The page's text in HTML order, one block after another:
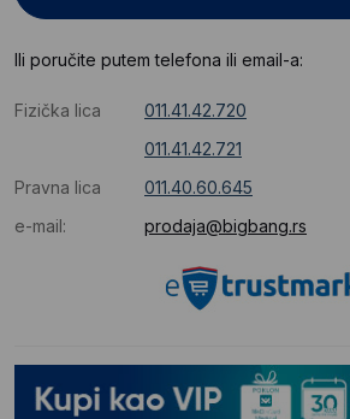
Ili poručite putem telefona ili email-a:
Fizička lica
011.41.42.720
011.41.42.721
Pravna lica
011.40.60.645
e-mail:
prodaja@bigbang.rs